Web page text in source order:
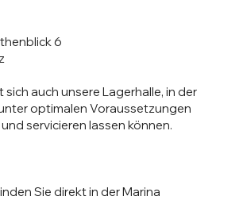
6
sich auch unsere Lagerhalle, in der
optimalen Voraussetzungen
servicieren lassen können.
Sie direkt in der Marina